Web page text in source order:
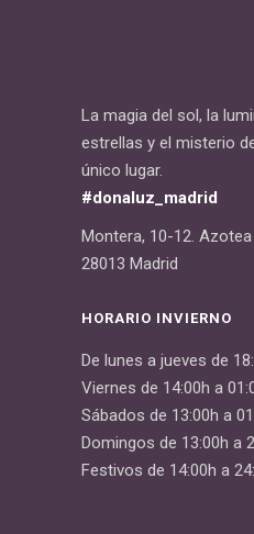
La magia del sol, la
estrellas y el misterio
único lugar.
#donaluz_madrid
Montera, 10-12. Azotea
28013 Madrid
HORARIO INVIERNO
De lunes a jueves de
Viernes de 14:00h a
Sábados de 13:00h a
Domingos de 13:00h a
Festivos de 14:00h a